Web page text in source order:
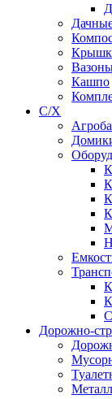
Кашпо
С/Х
Дорожно-